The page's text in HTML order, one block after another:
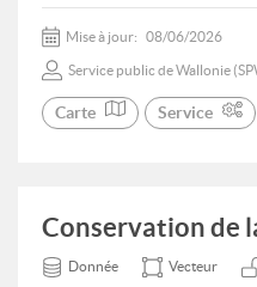
Mise à jour: 08/06/2026
Service public de Wallonie
Carte Service
Conservation de
Donnée Vecteur